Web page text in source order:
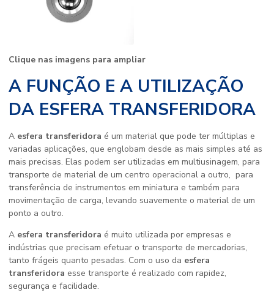
Clique nas imagens para ampliar
A FUNÇÃO E A UTILIZAÇÃO
DA ESFERA TRANSFERIDORA
A esfera transferidora é um material que pode ter múltiplas e
variadas aplicações, que englobam desde as mais simples até as
mais precisas. Elas podem ser utilizadas em multiusinagem, para
transporte de material de um centro operacional a outro, para
transferência de instrumentos em miniatura e também para
movimentação de carga, levando suavemente o material de um
ponto a outro.
A esfera transferidora é muito utilizada por empresas e
indústrias que precisam efetuar o transporte de mercadorias,
tanto frágeis quanto pesadas. Com o uso da esfera
transferidora esse transporte é realizado com rapidez,
segurança e facilidade.